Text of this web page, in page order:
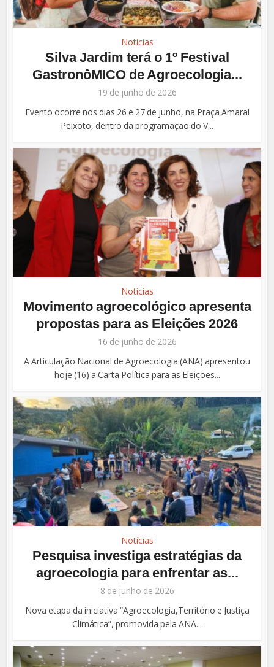
Notícias
Silva Jardim terá o 1º Festival
GastronôMICO de Agroecologia...
19 de junho de 2026
Evento ocorre nos dias 26 e 27 de junho, na Praça Amaral
Peixoto, dentro da programação do V...
Notícias
Movimento agroecológico apresenta
propostas para as Eleições 2026
16 de junho de 2026
A Articulação Nacional de Agroecologia (ANA) apresentou
hoje (16) a Carta Política para as Eleições...
Notícias
Pesquisa investiga estratégias da
agroecologia para enfrentar as...
8 de junho de 2026
Nova etapa da iniciativa “Agroecologia,Território e Justiça
Climática”, promovida pela ANA...